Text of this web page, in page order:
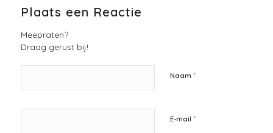
Plaats een Reactie
Meepraten?
Draag gerust bij!
Naam *
E-mail *